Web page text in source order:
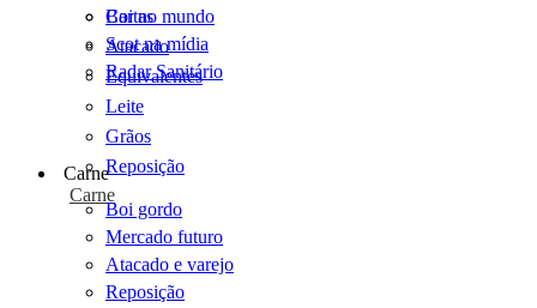
Cartas
Scot na mídia
Radar Sanitário
Boi no mundo
Atacado
Equivalentes
Leite
Grãos
Reposição
Carne
Carne
Boi gordo
Mercado futuro
Atacado e varejo
Reposição